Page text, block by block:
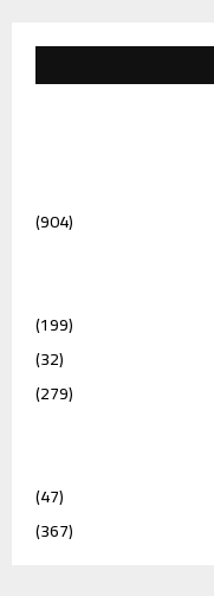
(904)
(199)
(32)
(279)
(47)
(367)